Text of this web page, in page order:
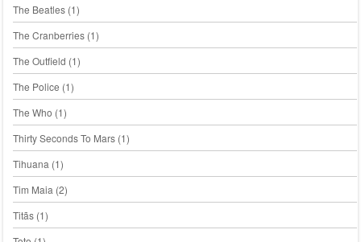
The Beatles(1)
The Cranberries(1)
The Outfield (1)
The Police (1)
The Who (1)
Thirty Seconds To Mars(1)
Tihuana(1)
Tim Maia(2)
Titãs(1)